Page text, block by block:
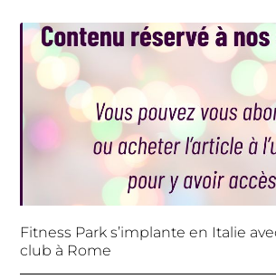
Fitness Park s’implante en Italie
club à Rome